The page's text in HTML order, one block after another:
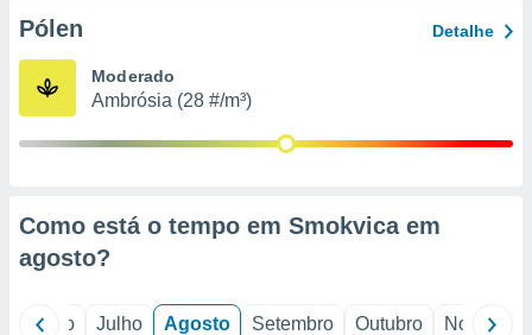
de
Pólen Detalhe
Moderado
Ambrósia (28 #/m³)
Como está o tempo em Smokvica em
agosto?
Junho Julho Agosto Setembro Outubro Novembro